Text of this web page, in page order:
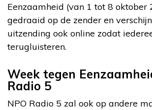
Eenzaamheid (van 1 tot 8 oktober
gedraaid op de zender en
uitzending ook online zodat
terugluisteren.
Week tegen
Radio 5
NPO Radio 5 zal ook op andere